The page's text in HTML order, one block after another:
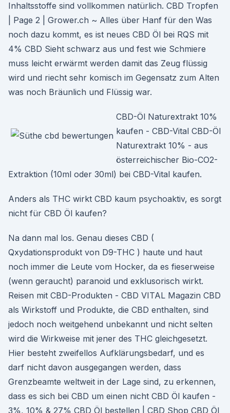
Inhaltsstoffe sind vollkommen natürlich. CBD Tropfen
| Page 2 | Grower.ch ~ Alles über Hanf für den Was
noch dazu kommt, es ist neues CBD Öl bei RQS mit
4% CBD Sieht schwarz aus und fest wie Schmiere
muss leicht erwärmt werden damit das Zeug flüssig
wird und riecht sehr komisch im Gegensatz zum Alten
was noch Bräunlich und Flüssig war.
CBD-Öl Naturextrakt 10%
kaufen - CBD-Vital CBD-Öl
Naturextrakt 10% - aus
österreichischer Bio-CO2-
Extraktion (10ml oder 30ml) bei CBD-Vital kaufen.
Anders als THC wirkt CBD kaum psychoaktiv, es sorgt
nicht für CBD Öl kaufen?
Na dann mal los. Genau dieses CBD (
Qxydationsprodukt von D9-THC ) haute und haut
noch immer die Leute vom Hocker, da es fieserweise
(wenn geraucht) paranoid und exklusorisch wirkt.
Reisen mit CBD-Produkten - CBD VITAL Magazin CBD
als Wirkstoff und Produkte, die CBD enthalten, sind
jedoch noch weitgehend unbekannt und nicht selten
wird die Wirkweise mit jener des THC gleichgesetzt.
Hier besteht zweifellos Aufklärungsbedarf, und es
darf nicht davon ausgegangen werden, dass
Grenzbeamte weltweit in der Lage sind, zu erkennen,
dass es sich bei CBD um einen nicht CBD Öl kaufen -
3%, 10% & 27% CBD Öl bestellen | CBD Shop CBD Öl